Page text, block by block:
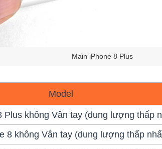
Main iPhone 8 Plus
Model
Plus không Vân tay (dung lượng thấp
8 không Vân tay (dung lượng thấp